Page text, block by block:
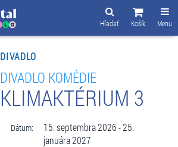
Menu
Košík
Hľadať
DIVADLO
DIVADLO KOMÉDIE
KLIMAKTÉRIUM 3
Dátum:
15. septembra 2026 - 25.
januára 2027